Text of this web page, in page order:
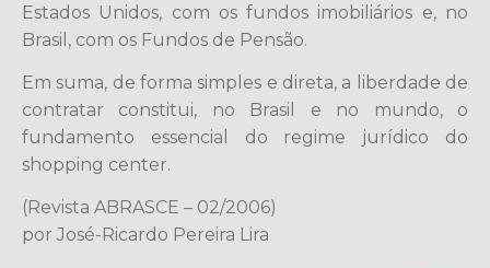
Estados Unidos, com os fundos imobiliários e, no
Brasil, com os Fundos de Pensão.
Em suma, de forma simples e direta, a liberdade de
contratar constitui, no Brasil e no mundo, o
fundamento essencial do regime jurídico do
shopping center.
(Revista ABRASCE – 02/2006)
por José-Ricardo Pereira Lira